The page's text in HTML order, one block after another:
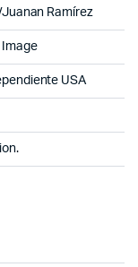
Ramírez
Image
USA